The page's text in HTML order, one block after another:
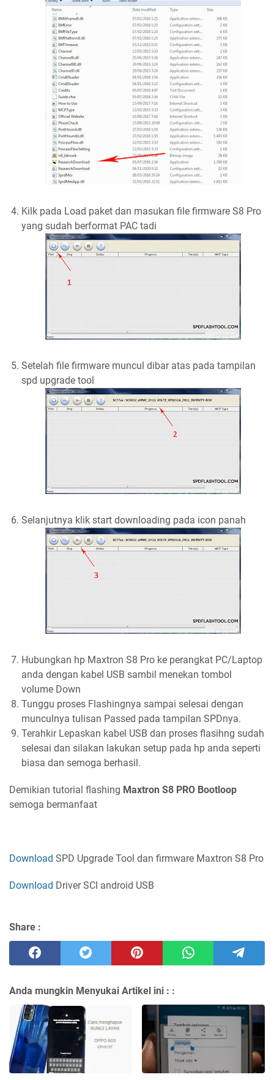
Kilk pada Load paket dan masukan file firmware S8 Pro
yang sudah berformat PAC tadi
Setelah file firmware muncul dibar atas pada tampilan
spd upgrade tool
Selanjutnya klik start downloading pada icon panah
Hubungkan hp Maxtron S8 Pro ke perangkat PC/Laptop
anda dengan kabel USB sambil menekan tombol
volume Down
Tunggu proses Flashingnya sampai selesai dengan
munculnya tulisan Passed pada tampilan SPDnya.
Terahkir Lepaskan kabel USB dan proses flasihng sudah
selesai dan silakan lakukan setup pada hp anda seperti
biasa dan semoga berhasil.
Demikian tutorial flashing Maxtron S8 PRO Bootloop
semoga bermanfaat
Download SPD Upgrade Tool dan firmware Maxtron S8 Pro
Download Driver SCI android USB
Share :
Anda mungkin Menyukai Artikel ini : :